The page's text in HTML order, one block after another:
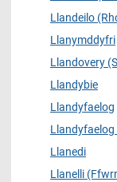
Llandeilo
Llanymddyfri
Llandovery
Llandybie
Llandyfaelog
Llandyfaelog
Llanedi
Llanelli